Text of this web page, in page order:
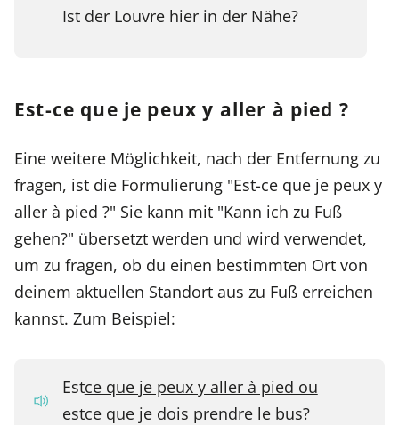
Ist der Louvre hier in der Nähe?
Est-ce que je peux y aller à pied ?
Eine weitere Möglichkeit, nach der Entfernung zu
fragen, ist die Formulierung "Est-ce que je peux y
aller à pied ?" Sie kann mit "Kann ich zu Fuß
gehen?" übersetzt werden und wird verwendet,
um zu fragen, ob du einen bestimmten Ort von
deinem aktuellen Standort aus zu Fuß erreichen
kannst. Zum Beispiel:
Estce que je peux y aller à pied ou
estce que je dois prendre le bus?